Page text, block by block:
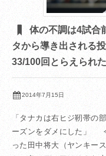
体の不調は4試
タから導き出される
33/100回とらえられた
2014年7月15日
「タナカは右ヒジ靭帯の
ーズンをダメにした」
った田中将大（ヤンキー